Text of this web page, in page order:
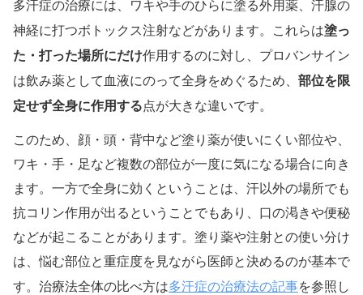
多汗症の治療には、ワキや手のひらに塗る外用薬、汗腺の
神経に打つボトックス注射などがあります。これらは塗っ
た・打った場所にだけ作用するのに対し、プロバンサイン
は飲み薬として血液にのって全身をめぐるため、 部位を限
定せず全身に作用する点が大きな違いです。
このため、顔・頭・背中など塗り薬が使いにくい部位や、
ワキ・手・足など複数の部位が一度に気になる場合に向き
ます。一方で全身に効くということは、汗以外の場所でも
抗コリン作用が出るということでもあり、口の渇きや便秘
などが起こることがあります。塗り薬や注射との使い分け
は、悩む部位と重症度を見ながら医師と決めるのが基本で
す。治療法全体の比べ方は多汗症の治療法の記事を参照し